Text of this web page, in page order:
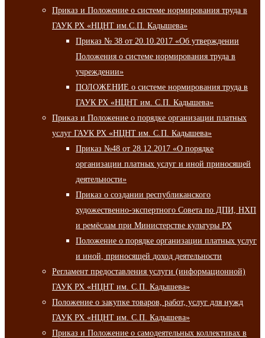
Приказ и Положение о системе нормирования труда в
ГАУК РХ «НЦНТ им.С.П. Кадышева»
Приказ № 38 от 20.10.2017 «Об утверждении
Положения о системе нормирования труда в
учреждении»
ПОЛОЖЕНИЕ о системе нормирования труда в
ГАУК РХ «НЦНТ им. С.П. Кадышева»
Приказ и Положение о порядке организации платных
услуг ГАУК РХ «НЦНТ им. С.П. Кадышева»
Приказ №48 от 28.12.2017 «О порядке
организации платных услуг и иной приносящей
деятельности»
Приказ о создании республиканского
художественно-экспертного Совета по ДПИ, НХП
и ремёслам при Министерстве культуры РХ
Положение о порядке организации платных услуг
и иной, приносящей доход деятельности
Регламент предоставления услуги (информационной)
ГАУК РХ «НЦНТ им. С.П. Кадышева»
Положение о закупке товаров, работ, услуг для нужд
ГАУК РХ «НЦНТ им. С.П. Кадышева»
Приказ и Положение о самодеятельных коллективах в